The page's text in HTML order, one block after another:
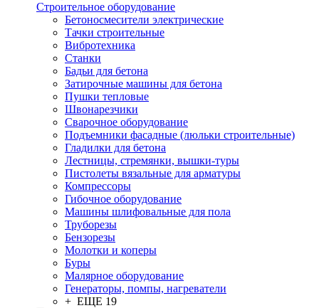
Строительное оборудование
Бетоносмесители электрические
Тачки строительные
Вибротехника
Станки
Бадьи для бетона
Затирочные машины для бетона
Пушки тепловые
Швонарезчики
Сварочное оборудование
Подъемники фасадные (люльки строительные)
Гладилки для бетона
Лестницы, стремянки, вышки-туры
Пистолеты вязальные для арматуры
Компрессоры
Гибочное оборудование
Машины шлифовальные для пола
Труборезы
Бензорезы
Молотки и коперы
Буры
Малярное оборудование
Генераторы, помпы, нагреватели
+ ЕЩЕ 19